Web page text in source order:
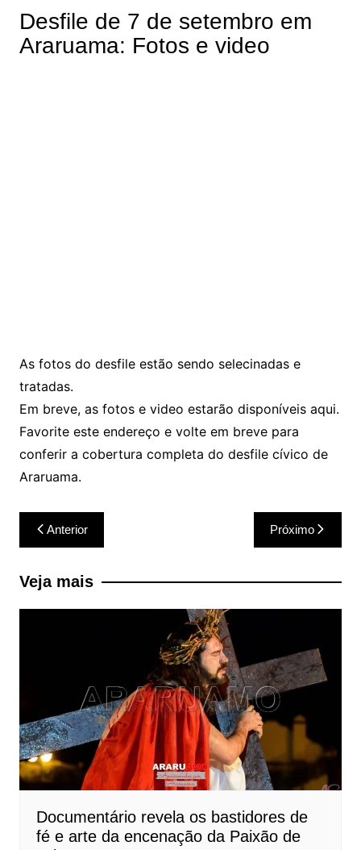
Desfile de 7 de setembro em
Araruama: Fotos e video
As fotos do desfile estão sendo selecinadas e
tratadas.
Em breve, as fotos e video estarão disponíveis aqui.
Favorite este endereço e volte em breve para
conferir a cobertura completa do desfile cívico de
Araruama.
Navegação
de
Post
Anterior Próximo
Veja mais
Documentário revela os bastidores de
fé e arte da encenação da Paixão de